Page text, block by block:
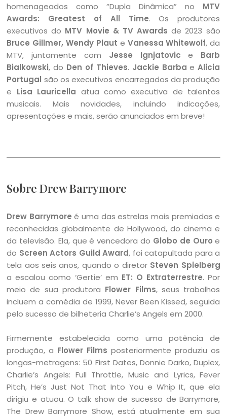
homenageados como “Dupla Dinâmica” no MTV
Awards: Greatest of All Time. Os produtores
executivos do MTV Movie & TV Awards de 2023 são
Bruce Gillmer, Wendy Plaut e Vanessa Whitewolf, da
MTV, juntamente com Jesse Ignjatovic e Barb
Bialkowski, do Den of Thieves. Jackie Barba eAlicia
Portugal são os executivos encarregados da produção
e Lisa Lauricella atua como executiva de talentos
musicais. Mais novidades, incluindo indicações,
apresentações e mais, serão anunciados em breve!
Sobre Drew Barrymore
Drew Barrymore é uma das estrelas mais premiadas e
reconhecidas globalmente de Hollywood, do cinema e
da televisão. Ela, que é vencedora do Globo de Ouro e
do Screen Actors Guild Award, foi catapultada para a
tela aos seis anos, quando o diretor Steven Spielberg
a escalou como ‘Gertie’ em ET: O Extraterrestre. Por
meio de sua produtora Flower Films, seus trabalhos
incluem a comédia de 1999, Never Been Kissed, seguida
pelo sucesso de bilheteria Charlie’s Angels em 2000.
Firmemente estabelecida como uma potência de
produção, a Flower Films posteriormente produziu os
longas-metragens: 50 First Dates, Donnie Darko, Duplex,
Charlie’s Angels: Full Throttle, Music and Lyrics, Fever
Pitch, He’s Just Not That Into You e Whip It, que ela
dirigiu e atuou. O talk show de sucesso de Barrymore,
The Drew Barrymore Show, está atualmente em sua